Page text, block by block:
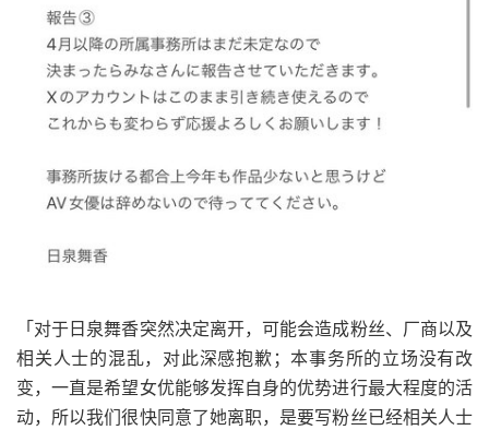
「对于日泉舞香突然决定离开，可能会造成粉丝、厂商以及
相关人士的混乱，对此深感抱歉；本事务所的立场没有改
变，一直是希望女优能够发挥自身的优势进行最大程度的活
动，所以我们很快同意了她离职，是要写粉丝已经相关人士